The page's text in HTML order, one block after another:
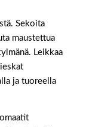
Sekoita
maustettua
Leikkaa
ja tuoreella